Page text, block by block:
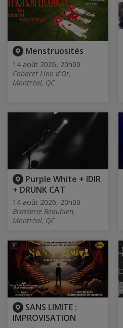
Menstruosités
14 août 2026, 20h00
Cabaret Lion d'Or,
Montréal, QC
Purple White + IDIR
+ DRUNK CAT
14 août 2026, 20h00
Brasserie Beaubien,
Montréal, QC
SANS LIMITE :
IMPROVISATION